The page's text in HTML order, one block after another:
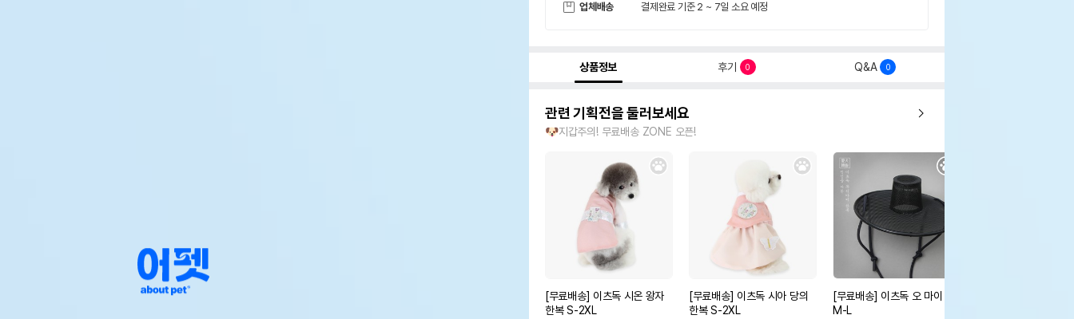
업체배송 결제완료 기준 2 ~ 7일 소요 예정
상품정보 후기 0 Q&A 0
관련 기획전을 둘러보세요
🐶지갑주의! 무료배송 ZONE 오픈!
[무료배송] 이츠독 시온 왕자
한복 S-2XL
[무료배송] 이츠독 시아 당의
한복 S-2XL
[무료배송] 이츠독 오 마이 갓
M-L